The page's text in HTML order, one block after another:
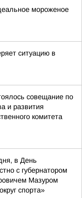
мороженое
ситуацию в
совещание по
и развития
комитета
в День
с губернатором
Мазуром
спорта»